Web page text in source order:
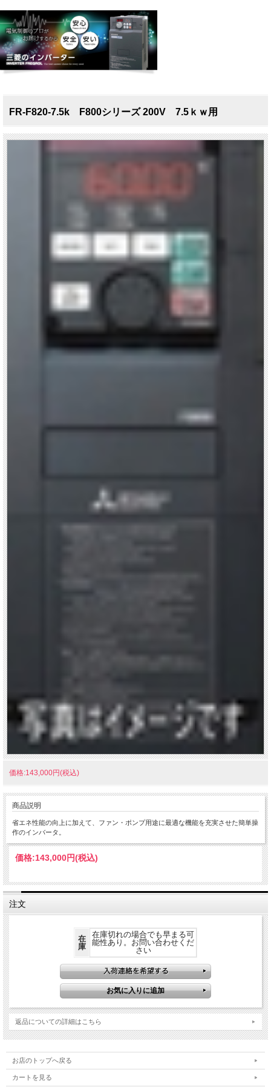
FR-F820-7.5k F800シリーズ 200V 7.5ｋｗ用
価格:143,000円(税込)
商品説明
省エネ性能の向上に加えて、ファン・ポンプ用途に最適な機能を充実させた簡単操
作のインバータ。
価格:143,000円(税込)
注文
在
庫
在庫切れの場合でも早まる可
能性あり。お問い合わせくだ
さい
返品についての詳細はこちら
お店のトップへ戻る
カートを見る